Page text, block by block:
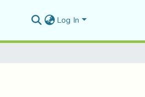
Log In